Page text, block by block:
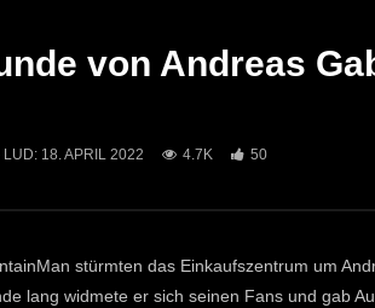
Später Ansehen
07:02
Kammern
von Andreas
LUD: 18. APRIL 2022 4.7K 50
stürmten das Einkaufszentrum um
lang widmete er sich seinen Fans und gab